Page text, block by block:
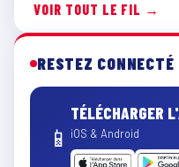
VOIR TOUT LE FIL →
RESTEZ CONNECTÉ
📱
TÉLÉCHARGER
iOS & Android